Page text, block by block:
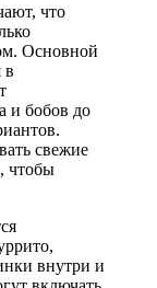
что
Основной
в
и бобов до
свежие
чтобы
внутри и